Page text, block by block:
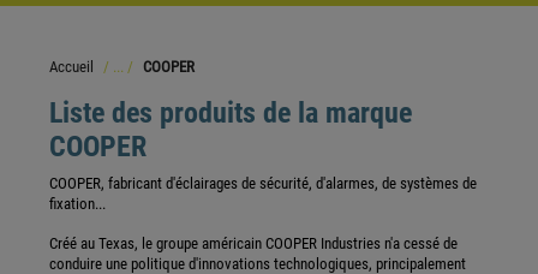
Accueil COOPER
Liste des produits de la marque
COOPER
COOPER, fabricant d'éclairages de sécurité, d'alarmes, de systèmes de
fixation...
Créé au Texas, le groupe américain COOPER Industries n'a cessé de
conduire une politique d'innovations technologiques, principalement